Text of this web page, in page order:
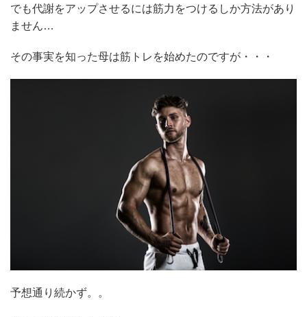
でも代謝をアップさせるには筋力をつけるしか方法があり
ません…
その事実を知った母は筋トレを始めたのですが・・・
予想通り続かず。。